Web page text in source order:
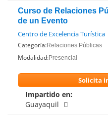
Curso de Relaciones
de un Evento
Centro de Excelencia Turística
Categoría:Relaciones Públicas
Modalidad:Presencial
Impartido en:
Guayaquil
Solicita